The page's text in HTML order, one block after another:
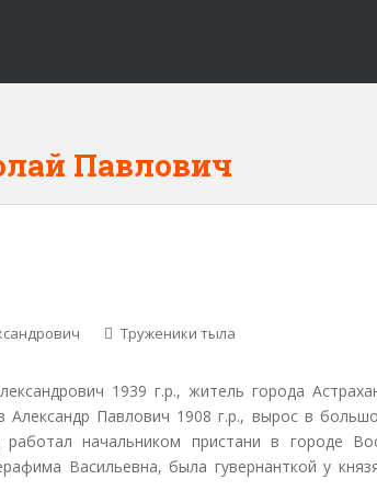
Павлович
Труженики тыла
1939 г.р., житель города
Александр Павлович 1908 г.р., вырос в
начальником пристани в городе
Васильевна, была гувернанткой у